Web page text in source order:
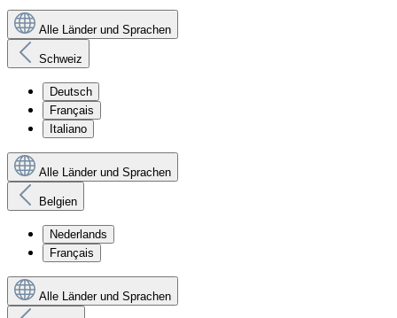
Alle Länder und Sprachen
Schweiz
Deutsch
Français
Italiano
Alle Länder und Sprachen
Belgien
Nederlands
Français
Alle Länder und Sprachen